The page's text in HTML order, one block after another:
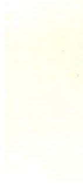
Chưa có